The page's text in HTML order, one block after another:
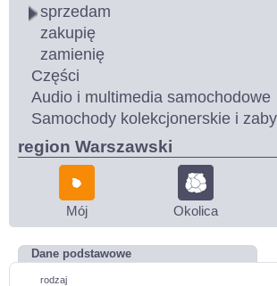
sprzedam
zakupię
zamienię
Części
Audio i multimedia samochodowe
Samochody kolekcjonerskie i
region Warszawski
Mój Okolica
Dane podstawowe
rodzaj